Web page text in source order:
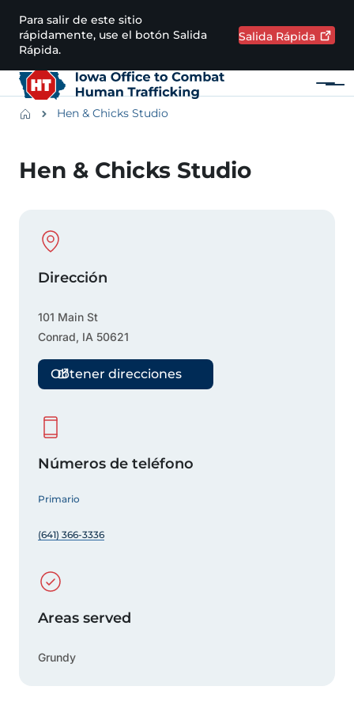
Pasar al contenido principal
Para salir de este sitio
rápidamente, use el botón Salida
Rápida.
Salida Rápida
Menú
BreadcrumbsHen & Chicks Studio
Hen & Chicks Studio
Physical Location
Dirección
101 Main St
Conrad, IA 50621
Obtener direcciones
Números de teléfono
Primario
(641) 366-3336
Areas served
Grundy